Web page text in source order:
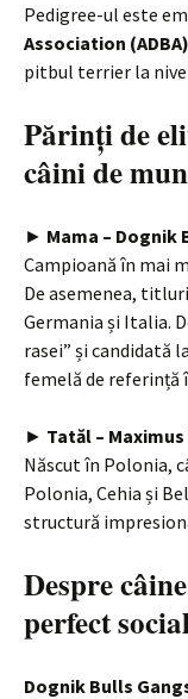
Pedigree-ul este
Association (ADBA)
pitbul terrier la
Părinți de
câini de
► Mama – Dognik
Campioană în mai
De asemenea,
Germania și Italia.
rasei” și candidată
femelă de referință
► Tatăl –
Născut în Polonia,
Polonia, Cehia și
structură
Despre
perfect
Dognik Bulls